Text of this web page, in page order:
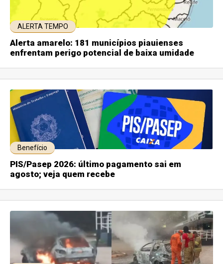
ALERTA TEMPO
Alerta amarelo: 181 municípios piauienses
enfrentam perigo potencial de baixa umidade
Benefício
PIS/Pasep 2026: último pagamento sai em
agosto; veja quem recebe